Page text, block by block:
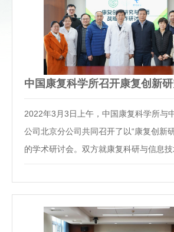
2022年3月3日上午，中国康复科学所与
公司北京分公司共同召开了以“康复创新
的学术研讨会。双方就康复科研与信息技
与康复医疗及科研的结合方式等问题开